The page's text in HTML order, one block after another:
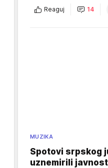
Reaguj 14
MUZIKA
Spotovi srpskog
uznemirili